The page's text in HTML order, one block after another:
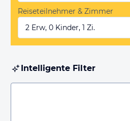
Reiseteilnehmer & Zimmer
2 Erw, 0 Kinder, 1 Zi.
Intelligente Filter